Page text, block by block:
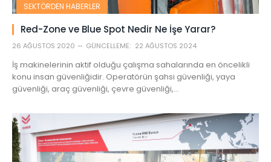
SEKTÖRDEN HABERLER
Red-Zone ve Blue Spot Nedir Ne İşe Yarar?
26 AĞUSTOS 2020 GÜNCELLEME: 22 AĞUSTOS 2024
İş makinelerinin aktif olduğu çalışma sahalarında en öncelikli
konu insan güvenliğidir. Operatörün şahsi güvenliği, yaya
güvenliği, araç güvenliği, çevre güvenliği,…